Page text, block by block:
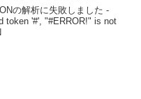
の解析に失敗しました -
token '#', "#ERROR!" is not